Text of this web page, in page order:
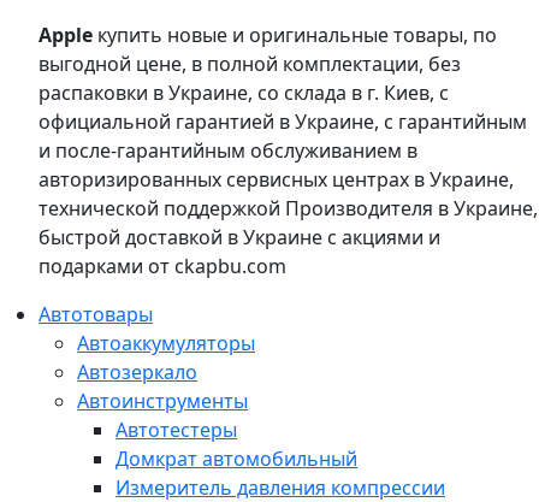
Apple купить новые и оригинальные товары, по
выгодной цене, в полной комплектации, без
распаковки в Украине, со склада в г. Киев, с
официальной гарантией в Украине, с гарантийным
и после-гарантийным обслуживанием в
авторизированных сервисных центрах в Украине,
технической поддержкой Производителя в Украине,
быстрой доставкой в Украине с акциями и
подарками от ckapbu.com
Автотовары
Автоаккумуляторы
Автозеркало
Автоинструменты
Автотестеры
Домкрат автомобильный
Измеритель давления компрессии